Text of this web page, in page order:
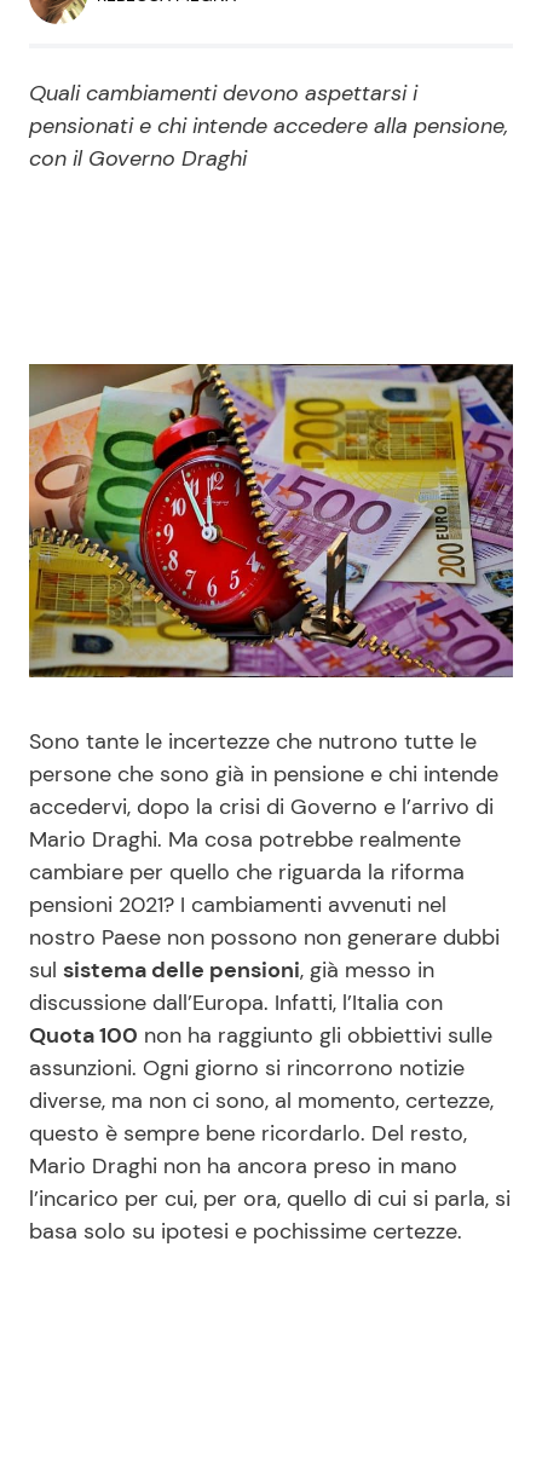
Economia
Persone Scomparse
Politica
Programmi TV
News Cinema
News Musica
News Spettacolo
News dal mondo
Benessere
Casa
Mondo Mamma
News benessere
Salute
Viaggi e Turismo
Festività
Cucina e Ricette
Consigli di Cucina
Le Ricette in TV
Primi Piatti
Ricette Facili e Veloci
Ricette Feste
Ricette per Bambini
Seguici
Quali cambiamenti devono aspettarsi i
pensionati e chi intende accedere alla pensione,
con il Governo Draghi
Sono tante le incertezze che nutrono tutte le
persone che sono già in pensione e chi intende
accedervi, dopo la crisi di Governo e l’arrivo di
Mario Draghi. Ma cosa potrebbe realmente
cambiare per quello che riguarda la riforma
pensioni 2021? I cambiamenti avvenuti nel
nostro Paese non possono non generare dubbi
sul sistema delle pensioni, già messo in
discussione dall’Europa. Infatti, l’Italia con
Quota 100 non ha raggiunto gli obbiettivi sulle
assunzioni. Ogni giorno si rincorrono notizie
diverse, ma non ci sono, al momento, certezze,
questo è sempre bene ricordarlo. Del resto,
Mario Draghi non ha ancora preso in mano
l’incarico per cui, per ora, quello di cui si parla, si
basa solo su ipotesi e pochissime certezze.